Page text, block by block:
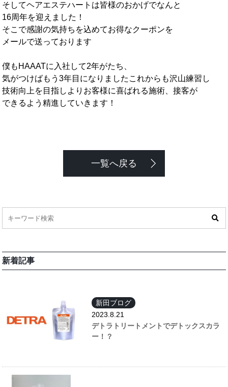
そしてヘアエステハートは皆様のおかげでなんと
16周年を迎えました！
そこで感謝の気持ちを込めてお得なクーポンを
メールで送っております
僕もHAAATに入社して2年がたち、
気がつけばもう3年目になりましたこれからも沢山練習し
技術向上を目指しよりお客様に喜ばれる施術、接客が
できるよう精進していきます！
一覧へ戻る
新着記事
新田ブログ
2023.8.21
デトラトリートメントでデトックスカラ
ー！？